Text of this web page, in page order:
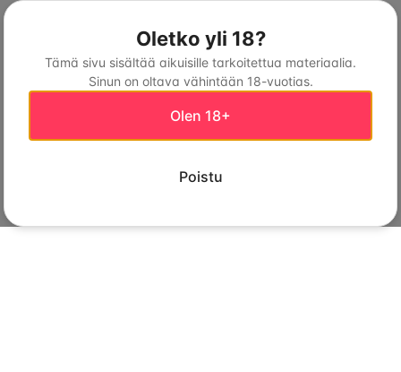
Oletko yli 18?
Tämä sivu sisältää aikuisille tarkoitettua materiaalia.
Sinun on oltava vähintään 18-vuotias.
Olen 18+
Poistu